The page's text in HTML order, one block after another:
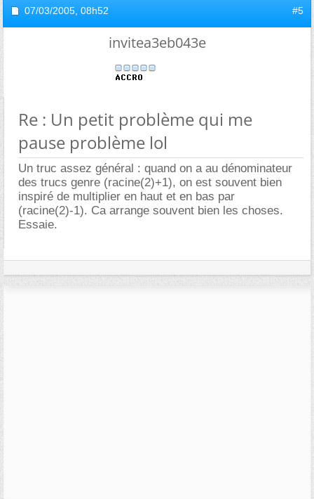
07/03/2005, 08h52 #5
invitea3eb043e
Re : Un petit problème qui me
pause problème lol
Un truc assez général : quand on a au dénominateur
des trucs genre (racine(2)+1), on est souvent bien
inspiré de multiplier en haut et en bas par
(racine(2)-1). Ca arrange souvent bien les choses.
Essaie.